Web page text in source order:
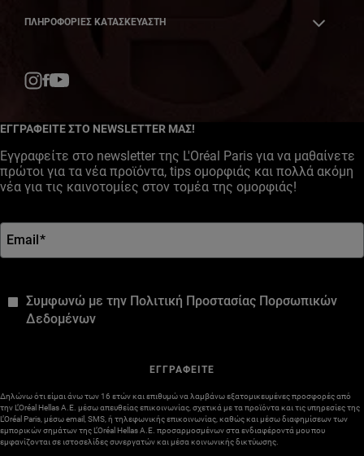
ΠΛΗΡΟΦΟΡΙΕΣ ΚΑΤΑΣΚΕΥΑΣΤΗ
ΕΓΓΡΑΦΕΙΤΕ ΣΤΟ NEWSLETTER ΜΑΣ!
Εγγραφείτε στο newsletter της L'Oréal Paris για να μαθαίνετε
πρώτοι για τα νέα προϊόντα, tips ομορφιάς και πολλά ακόμη
νέα για τις καινοτομίες στον τομέα της ομορφιάς!
Email*
Συμφωνώ με την Πολιτική Προστασίας Πορσωπικών
Δεδομένων
ΕΓΓΡΑΦΕΙΤΕ
Δηλώνω ότι είμαι άνω των 16 ετών και επιθυμώ να λαμβάνω εξατομικευμένες προσφορές από
την L’Oréal Hellas A.E. μέσω απευθείας επικοινωνίας, σχετικά με τα προϊόντα και τις υπηρεσίες της
L’Oréal Paris, μέσω email, SMS, ή τηλεφωνικής επικοινωνίας, καθώς και μέσω διαφημίσεων των
εμπορικών σημάτων της L’Oréal Hellas A.E. προσαρμοσμένων στα ενδιαφέροντά μου που
εμφανίζονται σε ιστοσελίδες συνεργατών και μέσα κοινωνικής δικτύωσης.